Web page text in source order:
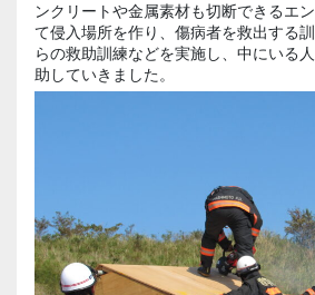
ンクリートや金属素材も切断できるエ
て侵入場所を作り、傷病者を救出する
らの救助訓練などを実施し、中にいる
助していきました。